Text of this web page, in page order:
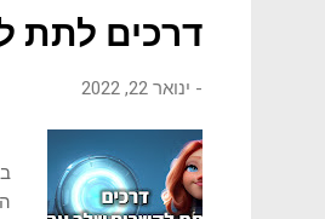
דרכים לתת
- ינואר 22, 2022